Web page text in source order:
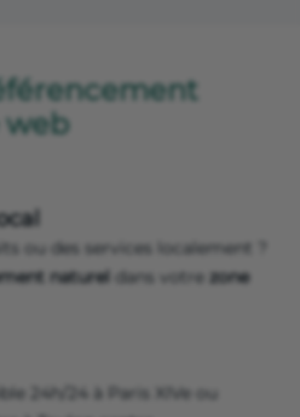
web
ou des services localement ?
naturel dans votre zone
24h/24 à Paris XIVe ou